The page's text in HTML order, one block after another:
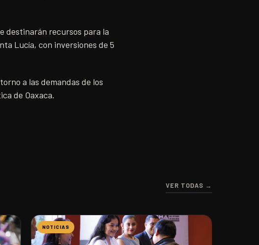
destinarán recursos para la
Lucía, con inversiones de 5
a las demandas de los
de Oaxaca.
VER TODAS →
NOTICIAS